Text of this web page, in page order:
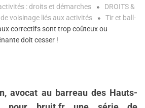
: droits et démarches
DROITS &
voisinage liés aux activités
Tir et ball-
correctifs sont trop coûteux ou
doit cesser !
avocat au barreau des Hauts-